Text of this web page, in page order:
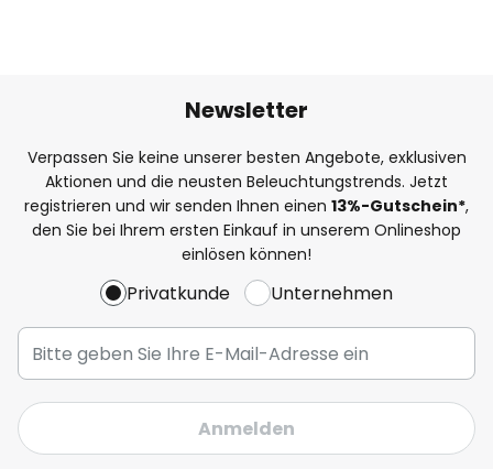
Newsletter
Verpassen Sie keine unserer besten Angebote, exklusiven
Aktionen und die neusten Beleuchtungstrends. Jetzt
registrieren und wir senden Ihnen einen 13%-Gutschein*,
den Sie bei Ihrem ersten Einkauf in unserem Onlineshop
einlösen können!
Privatkunde Unternehmen
Anmelden